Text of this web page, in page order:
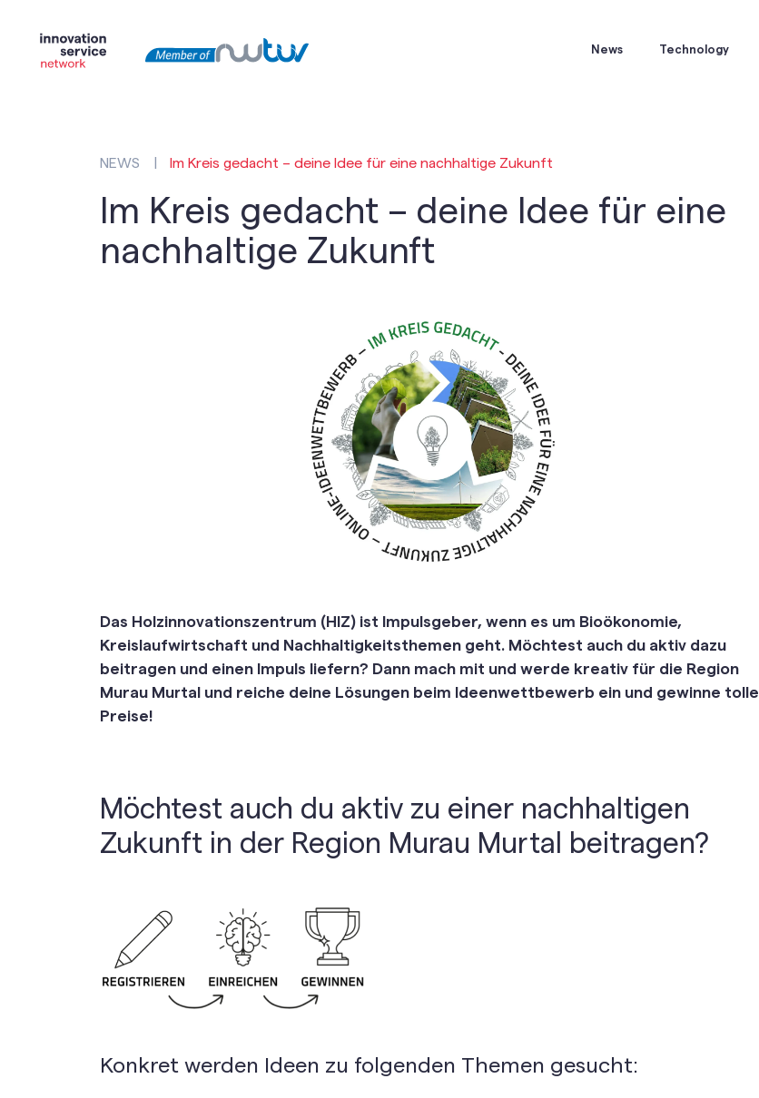
News Technology
NEWS Im Kreis gedacht – deine Idee für eine nachhaltige Zukunft
Im Kreis gedacht – deine Idee für eine
nachhaltige Zukunft
Das Holzinnovationszentrum (HIZ) ist Impulsgeber, wenn es um Bioökonomie,
Kreislaufwirtschaft und Nachhaltigkeitsthemen geht. Möchtest auch du aktiv dazu
beitragen und einen Impuls liefern? Dann mach mit und werde kreativ für die Region
Murau Murtal und reiche deine Lösungen beim Ideenwettbewerb ein und gewinne tolle
Preise!
Möchtest auch du aktiv zu einer nachhaltigen
Zukunft in der Region Murau Murtal beitragen?
Konkret werden Ideen zu folgenden Themen gesucht: